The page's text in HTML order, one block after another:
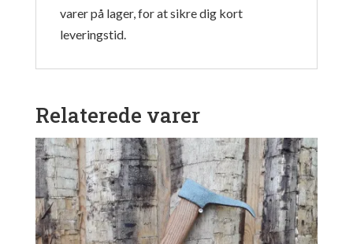
varer på lager, for at sikre dig kort
leveringstid.
Relaterede varer